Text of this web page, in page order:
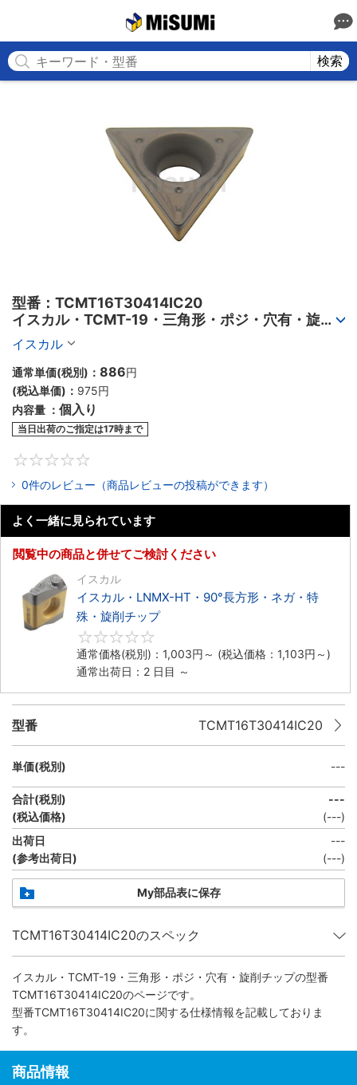
検索
型番：TCMT16T30414IC20
イスカル・TCMT-19・三角形・ポジ・穴有・旋削
チップ
イスカル
通常単価(税別)： 886円
(税込単価)： 975円
内容量 ： 個入り
当日出荷のご指定は17時まで
0件のレビュー（商品レビューの投稿ができます）
よく一緒に見られています
閲覧中の商品と併せてご検討ください
イスカル
イスカル・LNMX-HT・90°長方形・ネガ・特
殊・旋削チップ
通常価格(税別)： 1,003円 ～ (税込価格： 1,103円 ～)
通常出荷日：2 日目 ～
型番 TCMT16T30414IC20
単価(税別) ---
合計(税別)
(税込価格)
---
(---)
出荷日
(参考出荷日)
---
(---)
My部品表に保存
TCMT16T30414IC20のスペック
イスカル・TCMT-19・三角形・ポジ・穴有・旋削チップの型番
TCMT16T30414IC20のページです。
型番TCMT16T30414IC20に関する仕様情報を記載しておりま
す。
商品情報